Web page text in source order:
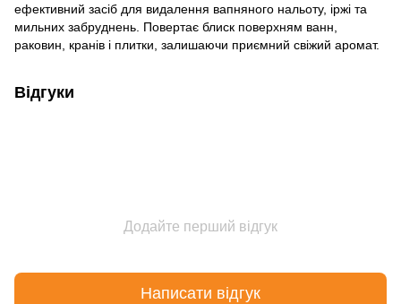
ефективний засіб для видалення вапняного нальоту, іржі та
мильних забруднень. Повертає блиск поверхням ванн,
раковин, кранів і плитки, залишаючи приємний свіжий аромат.
Відгуки
Додайте перший відгук
Написати відгук